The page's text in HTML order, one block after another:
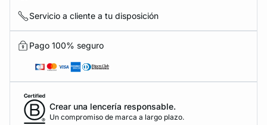
Servicio a cliente a tu disposición
Pago 100% seguro
Crear una lencería responsable.
Un compromiso de marca a largo plazo.